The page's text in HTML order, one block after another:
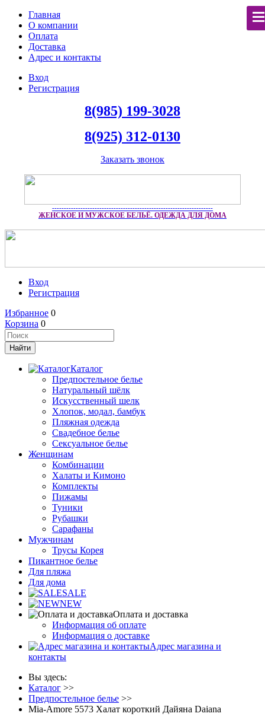
Главная
О компании
Оплата
Доставка
Адрес и контакты
Вход
Регистрация
8(985) 199-3028
8(925) 312-0130
Заказать звонок
--------------------------------------------------------------------
ЖЕНСКОЕ И МУЖСКОЕ БЕЛЬЁ. ОДЕЖДА ДЛЯ ДОМА
Вход
Регистрация
Избранное 0
Корзина 0
Каталог
Предпостельное белье
Натуральный шёлк
Искусственный шелк
Хлопок, модал, бамбук
Пляжная одежда
Свадебное белье
Сексуальное белье
Женщинам
Комбинации
Халаты и Кимоно
Комплекты
Пижамы
Туники
Рубашки
Сарафаны
Мужчинам
Трусы Корея
Пикантное белье
Для пляжа
Для дома
SALE
NEW
Оплата и доставка
Информация об оплате
Информация о доставке
Адрес магазина и
контакты
Вы здесь:
Каталог >>
Предпостельное белье >>
Mia-Amore 5573 Халат короткий Дайяна Daiana